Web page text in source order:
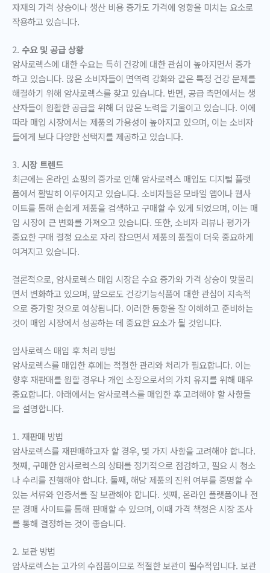
자재의 가격 상승이나 생산 비용 증가도 가격에 영향을 미치는 요소로
작용하고 있습니다.
2. 수요 및 공급 상황
암사로렉스에 대한 수요는 특히 건강에 대한 관심이 높아지면서 증가
하고 있습니다. 많은 소비자들이 면역력 강화와 같은 특정 건강 문제를
해결하기 위해 암사로렉스를 찾고 있습니다. 반면, 공급 측면에서는 생
산자들이 원활한 공급을 위해 더 많은 노력을 기울이고 있습니다. 이에
따라 매입 시장에서는 제품의 가용성이 높아지고 있으며, 이는 소비자
들에게 보다 다양한 선택지를 제공하고 있습니다.
3. 시장 트렌드
최근에는 온라인 쇼핑의 증가로 인해 암사로렉스 매입도 디지털 플랫
폼에서 활발히 이루어지고 있습니다. 소비자들은 모바일 앱이나 웹사
이트를 통해 손쉽게 제품을 검색하고 구매할 수 있게 되었으며, 이는 매
입 시장에 큰 변화를 가져오고 있습니다. 또한, 소비자 리뷰나 평가가
중요한 구매 결정 요소로 자리 잡으면서 제품의 품질이 더욱 중요하게
여겨지고 있습니다.
결론적으로, 암사로렉스 매입 시장은 수요 증가와 가격 상승이 맞물리
면서 변화하고 있으며, 앞으로도 건강기능식품에 대한 관심이 지속적
으로 증가할 것으로 예상됩니다. 이러한 동향을 잘 이해하고 준비하는
것이 매입 시장에서 성공하는 데 중요한 요소가 될 것입니다.
암사로렉스 매입 후 처리 방법
암사로렉스를 매입한 후에는 적절한 관리와 처리가 필요합니다. 이는
향후 재판매를 원할 경우나 개인 소장으로서의 가치 유지를 위해 매우
중요합니다. 아래에서는 암사로렉스를 매입한 후 고려해야 할 사항들
을 설명합니다.
1. 재판매 방법
암사로렉스를 재판매하고자 할 경우, 몇 가지 사항을 고려해야 합니다.
첫째, 구매한 암사로렉스의 상태를 정기적으로 점검하고, 필요 시 청소
나 수리를 진행해야 합니다. 둘째, 해당 제품의 진위 여부를 증명할 수
있는 서류와 인증서를 잘 보관해야 합니다. 셋째, 온라인 플랫폼이나 전
문 경매 사이트를 통해 판매할 수 있으며, 이때 가격 책정은 시장 조사
를 통해 결정하는 것이 좋습니다.
2. 보관 방법
암사로렉스는 고가의 수집품이므로 적절한 보관이 필수적입니다. 보관